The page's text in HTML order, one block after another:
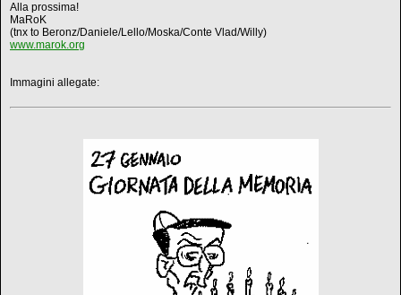
Alla prossima!
MaRoK
(tnx to Beronz/Daniele/Lello/Moska/Conte Vlad/Willy)
www.marok.org
Immagini allegate: